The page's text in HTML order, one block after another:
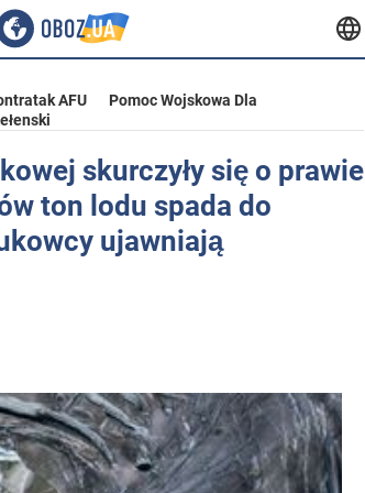
AFU
Pomoc Wojskowa Dla
skurczyły się o prawie
ton lodu spada do
ujawniają